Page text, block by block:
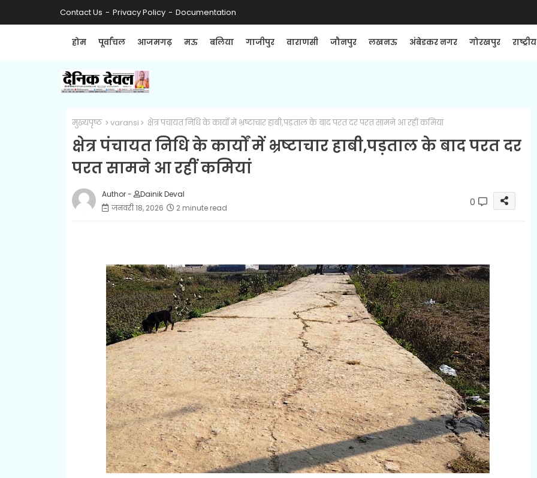
Contact Us Privacy Policy Documentation
होम पूर्वांचल आजमगढ़ मऊ बलिया गाजीपुर वाराणसी जौनपुर लखनऊ अंबेडकर नगर गोरखपुर राष्ट्रीय
मुख्यपृष्ठ varansi क्षेत्र पंचायत निधि के कार्यों में भ्रष्टाचार हाबी,पड़ताल के बाद परत दर परत सामने आ रहीं कमियां
क्षेत्र पंचायत निधि के कार्यों में भ्रष्टाचार हाबी,पड़ताल के बाद परत दर
परत सामने आ रहीं कमियां
Author -
Dainik Deval
जनवरी 18, 2026
2 minute read 0